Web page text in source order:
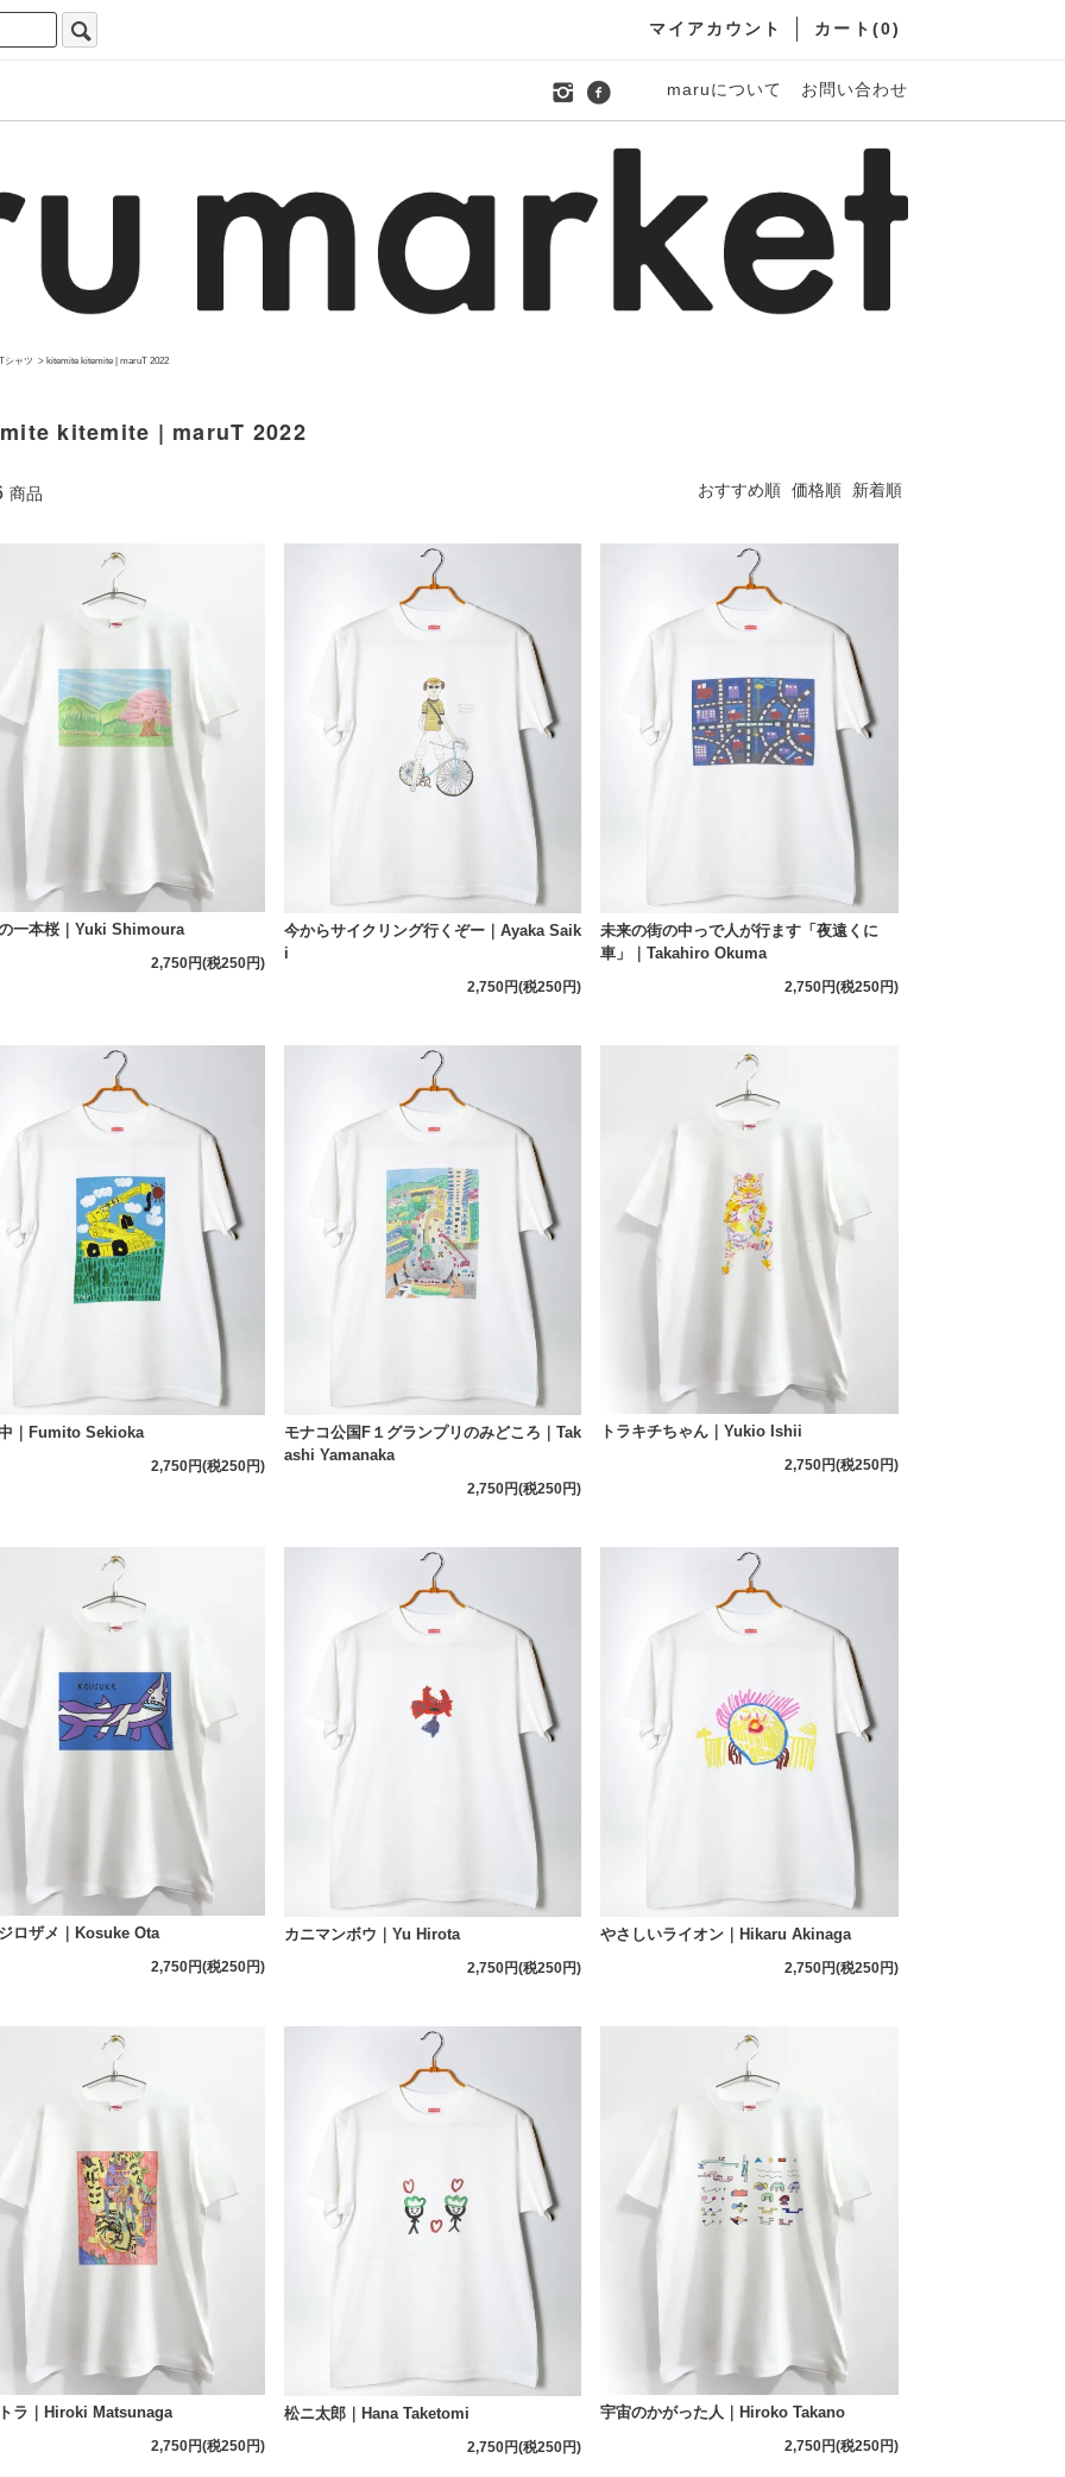
マイアカウント カート(0)
maruについて お問い合わせ
Tシャツ > kitemite kitemite | maruT 2022
kitemite | maruT 2022
商品 おすすめ順 価格順 新着順
一本桜｜Yuki Shimoura
2,750円(税250円)
今からサイクリング行くぞー｜Ayaka Saik
i
2,750円(税250円)
未来の街の中っで人が行ます「夜遠くに
車」｜Takahiro Okuma
2,750円(税250円)
｜Fumito Sekioka
2,750円(税250円)
モナコ公国F１グランプリのみどころ｜Tak
ashi Yamanaka
2,750円(税250円)
トラキチちゃん｜Yukio Ishii
2,750円(税250円)
ロザメ｜Kosuke Ota
2,750円(税250円)
カニマンボウ｜Yu Hirota
2,750円(税250円)
やさしいライオン｜Hikaru Akinaga
2,750円(税250円)
ラ｜Hiroki Matsunaga
2,750円(税250円)
松ニ太郎｜Hana Taketomi
2,750円(税250円)
宇宙のかがった人｜Hiroko Takano
2,750円(税250円)